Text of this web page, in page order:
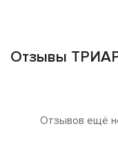
Отзывы
Отзывов ещё